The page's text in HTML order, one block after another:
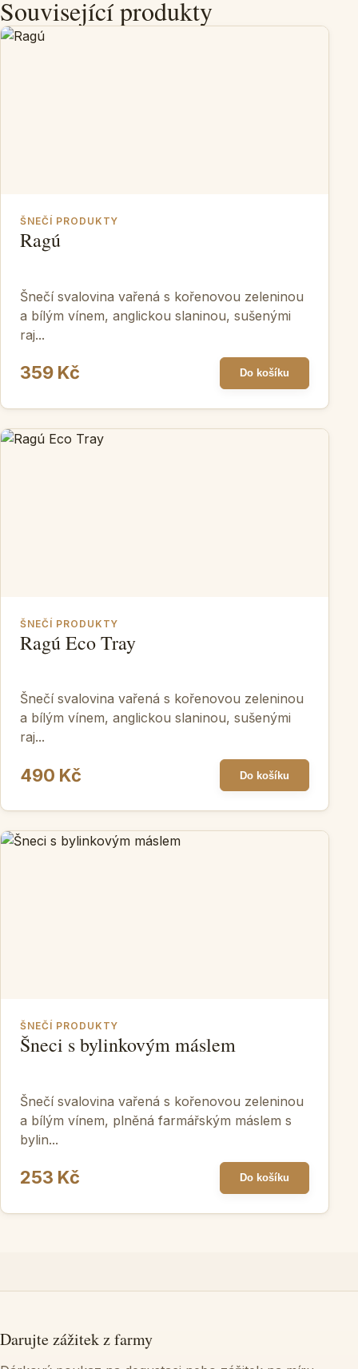
Související produkty
ŠNEČÍ PRODUKTY
Ragú
Šnečí svalovina vařená s kořenovou zeleninou
a bílým vínem, anglickou slaninou, sušenými
raj...
359 Kč Do košíku
ŠNEČÍ PRODUKTY
Ragú Eco Tray
Šnečí svalovina vařená s kořenovou zeleninou
a bílým vínem, anglickou slaninou, sušenými
raj...
490 Kč Do košíku
ŠNEČÍ PRODUKTY
Šneci s bylinkovým máslem
Šnečí svalovina vařená s kořenovou zeleninou
a bílým vínem, plněná farmářským máslem s
bylin...
253 Kč Do košíku
Darujte zážitek z farmy